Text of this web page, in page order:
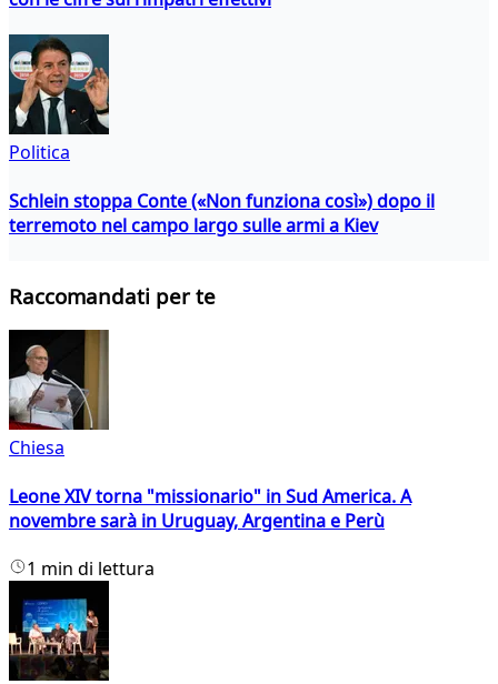
Politica
Schlein stoppa Conte («Non funziona così») dopo il
terremoto nel campo largo sulle armi a Kiev
Raccomandati per te
Chiesa
Leone XIV torna "missionario" in Sud America. A
novembre sarà in Uruguay, Argentina e Perù
1 min di lettura